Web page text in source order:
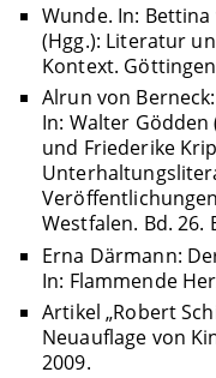
Wunde. In: Bettina
(Hgg.): Literatur
Kontext.
Alrun von
In: Walter
und Friederike
Westfalen. Bd. 26.
Erna Därmann:
In: Flammende
Artikel „Robert
Neuauflage von
2009.